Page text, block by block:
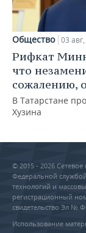
Общество 03
Рифкат
что
сожалению,
В Татарстане
Хузина
© 2015 - 2026
Федеральной
технологий и
регистрационный
свидетельство Эл №
Использование